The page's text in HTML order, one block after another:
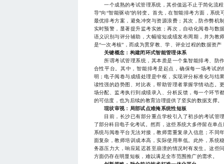
一个成熟的考试管理系统，其价值远不止于简化流程
导”向“智能驱动”的转变。首先，在智能排考方面，系
最优排考方案，避免冲突与资源浪费；其次，防作弊机
实时预警，显著提升监考实效；再次，自动化阅卷与数
语义识别与评分辅助，大幅缩短成绩发布周期，并为教
是“一次考核”，而成为贯穿教、学、评全过程的数据资
关键概念：构建闭环式智能管理体系
所谓考试管理系统，其本质是一个集智能排考、防
合性平台。其中，智能排考是起点，确保每一场考试
明；电子阅卷与成绩处理是中枢，实现评分标准化与结
读性强的趋势图、对比表，帮助管理者掌握学情动态
场分配、监考执行到成绩录入、分析反馈，每一个环节
的可信度，也为后续的教育治理提供了坚实的数据支撑。
现状审视：局部试点难掩系统性短板
目前，长沙已有部分重点学校引入了初步的考试管
了部分科目电子化考试。然而，这些系统大多停留在单
系统与阅卷平台无法对接，教师需重复录入信息；不同
面复杂，教师培训成本高，实际使用率低。此外，系统
务器压力大，响应延迟甚至崩溃的情况时有发生。这些
方面仍存在明显短板，难以满足全市范围推广的需求。